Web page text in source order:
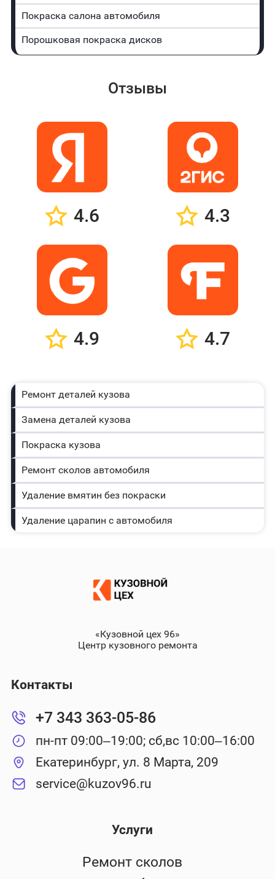
Покраска салона автомобиля
Порошковая покраска дисков
Отзывы
4.6 4.3
4.9 4.7
Ремонт деталей кузова
Замена деталей кузова
Покраска кузова
Ремонт сколов автомобиля
Удаление вмятин без покраски
Удаление царапин с автомобиля
«Кузовной цех 96»
Центр кузовного ремонта
Услуги
Ремонт сколов
Контакты
+7 343 363-05-86
пн-пт 09:00–19:00; сб,вс 10:00–16:00
Екатеринбург, ул. 8 Марта, 209
service@kuzov96.ru